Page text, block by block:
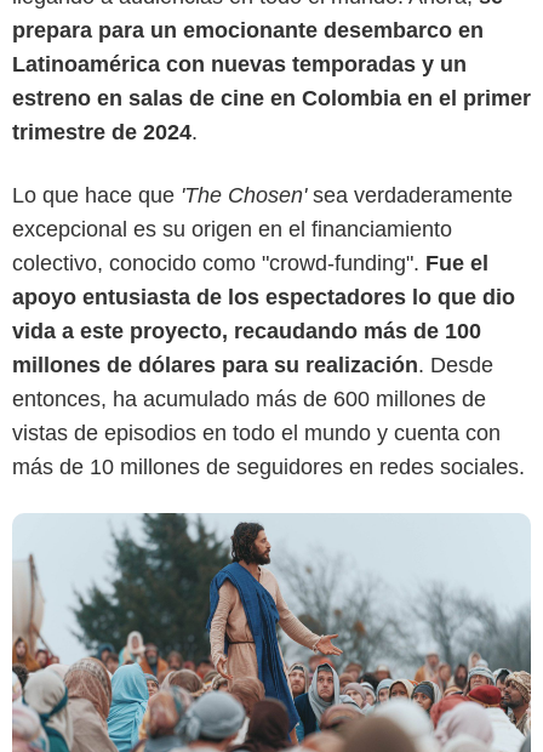
prepara para un emocionante desembarco en
Latinoamérica con nuevas temporadas y un
estreno en salas de cine en Colombia en el primer
trimestre de 2024.
Lo que hace que 'The Chosen' sea verdaderamente
excepcional es su origen en el financiamiento
colectivo, conocido como "crowd-funding". Fue el
apoyo entusiasta de los espectadores lo que dio
vida a este proyecto, recaudando más de 100
millones de dólares para su realización. Desde
entonces, ha acumulado más de 600 millones de
vistas de episodios en todo el mundo y cuenta con
más de 10 millones de seguidores en redes sociales.
'The Chosen'